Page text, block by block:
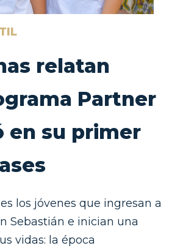
relatan
Partner
en su primer
los jóvenes que ingresan a
Sebastián e inician una
vidas: la época